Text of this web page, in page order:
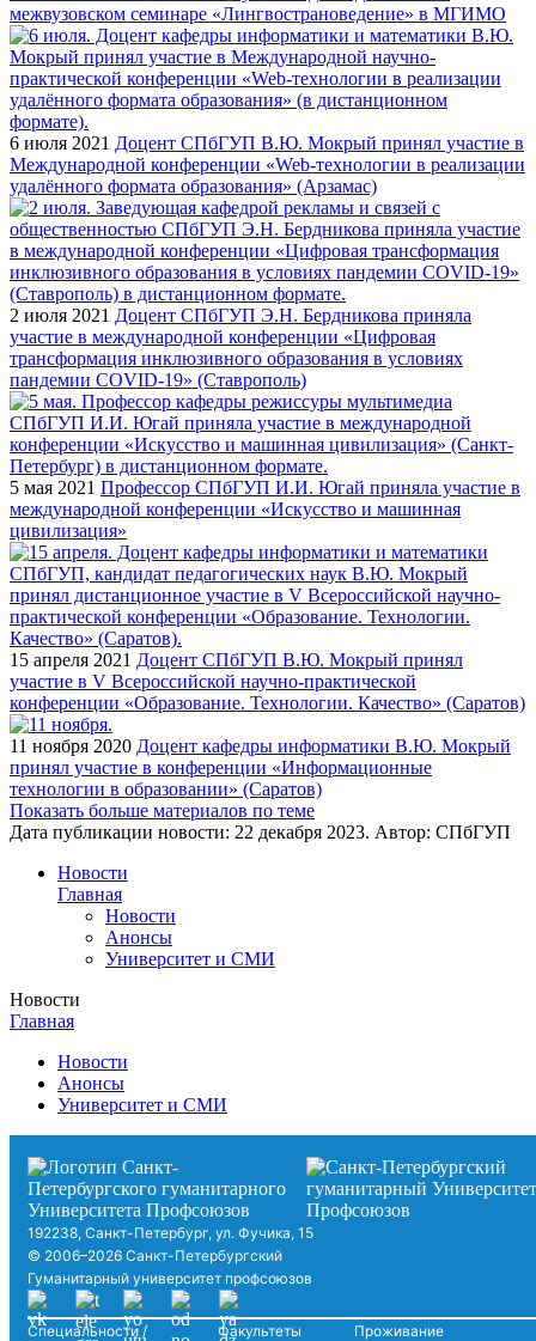
межвузовском семинаре «Лингвострановедение» в МГИМО
6 июля 2021 Доцент СПбГУП В.Ю. Мокрый принял участие в
Международной конференции «Web-технологии в реализации
удалённого формата образования» (Арзамас)
2 июля 2021 Доцент СПбГУП Э.Н. Бердникова приняла
участие в международной конференции «Цифровая
трансформация инклюзивного образования в условиях
пандемии COVID-19» (Ставрополь)
5 мая 2021 Профессор СПбГУП И.И. Югай приняла участие в
международной конференции «Искусство и машинная
цивилизация»
15 апреля 2021 Доцент СПбГУП В.Ю. Мокрый принял
участие в V Всероссийской научно-практической
конференции «Образование. Технологии. Качество» (Саратов)
11 ноября 2020 Доцент кафедры информатики В.Ю. Мокрый
принял участие в конференции «Информационные
технологии в образовании» (Саратов)
Показать больше материалов по теме
Дата публикации новости: 22 декабря 2023. Автор: СПбГУП
Новости
Главная
Новости
Анонсы
Университет и СМИ
Новости
Главная
Новости
Анонсы
Университет и СМИ
192238, Санкт-Петербург, ул. Фучика, 15
© 2006–2026 Санкт-Петербургский
Гуманитарный университет профсоюзов
Специальности /
Факультеты
Проживание